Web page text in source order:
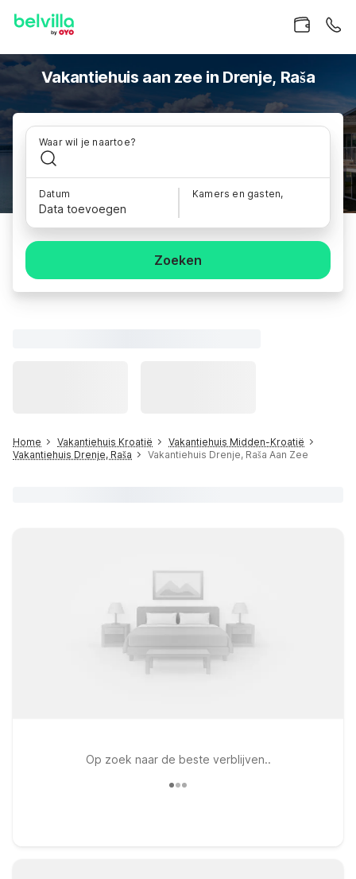
Vakantiehuis aan zee in Drenje, Raša
Waar wil je naartoe?
Datum
Data toevoegen
Kamers en gasten,
Zoeken
Home Vakantiehuis Kroatië
Vakantiehuis Midden-Kroatië
Vakantiehuis Drenje, Raša
Vakantiehuis Drenje, Raša Aan Zee
Op zoek naar de beste verblijven..